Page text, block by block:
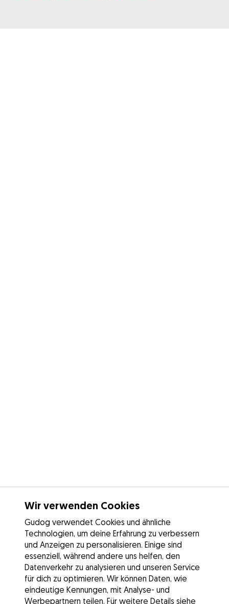
Wir verwenden Cookies
Gudog verwendet Cookies und ähnliche
Technologien, um deine Erfahrung zu verbessern
und Anzeigen zu personalisieren. Einige sind
essenziell, während andere uns helfen, den
Datenverkehr zu analysieren und unseren Service
für dich zu optimieren. Wir können Daten, wie
eindeutige Kennungen, mit Analyse- und
Werbepartnern teilen. Für weitere Details siehe